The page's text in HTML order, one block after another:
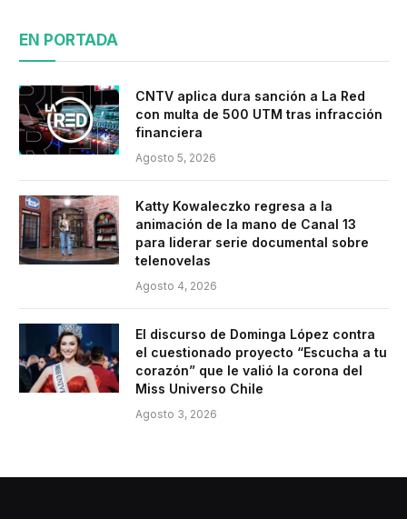
EN PORTADA
CNTV aplica dura sanción a La Red
con multa de 500 UTM tras infracción
financiera
Agosto 5, 2026
Katty Kowaleczko regresa a la
animación de la mano de Canal 13
para liderar serie documental sobre
telenovelas
Agosto 4, 2026
El discurso de Dominga López contra
el cuestionado proyecto “Escucha a tu
corazón” que le valió la corona del
Miss Universo Chile
Agosto 3, 2026